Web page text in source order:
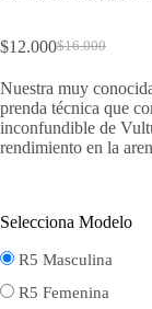
$16.000
El
original
era:
$16.000.
$12.000El
actual
es:
$12.000.
Nuestra muy
prenda técnica que
inconfundible de
rendimiento en la
Selecciona Modelo
R5 Masculina
R5 Femenina